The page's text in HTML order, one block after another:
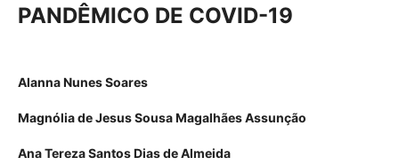
PANDÊMICO DE COVID-19
Alanna Nunes Soares
Magnólia de Jesus Sousa Magalhães Assunção
Ana Tereza Santos Dias de Almeida